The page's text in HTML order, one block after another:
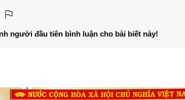
người đầu tiên bình luận cho bài biết này!